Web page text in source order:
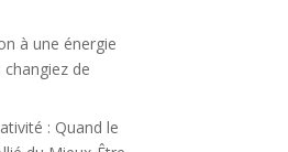
à une énergie
de
: Quand le